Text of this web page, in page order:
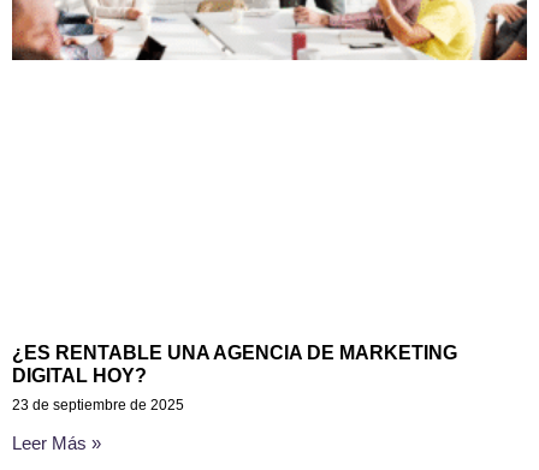
¿ES RENTABLE UNA AGENCIA DE MARKETING
DIGITAL HOY?
23 de septiembre de 2025
Leer Más »